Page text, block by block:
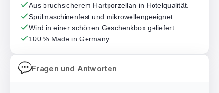
Aus bruchsicherem Hartporzellan in Hotelqualität.
Spülmaschinenfest und mikrowellengeeignet.
Wird in einer schönen Geschenkbox geliefert.
100 % Made in Germany.
Fragen und Antworten